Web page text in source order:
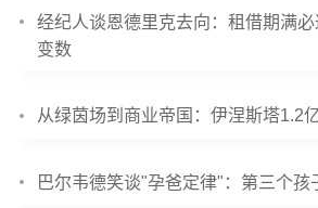
经纪人谈恩德里克去向：租借期满
变数
从绿茵场到商业帝国：伊涅斯塔1.2
巴尔韦德笑谈"孕爸定律"：第三个孩